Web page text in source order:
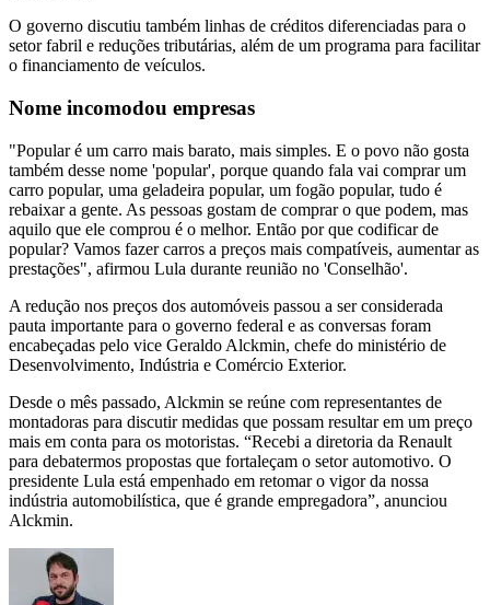
O governo discutiu também linhas de créditos diferenciadas para o
setor fabril e reduções tributárias, além de um programa para facilitar
o financiamento de veículos.
Nome incomodou empresas
"Popular é um carro mais barato, mais simples. E o povo não gosta
também desse nome 'popular', porque quando fala vai comprar um
carro popular, uma geladeira popular, um fogão popular, tudo é
rebaixar a gente. As pessoas gostam de comprar o que podem, mas
aquilo que ele comprou é o melhor. Então por que codificar de
popular? Vamos fazer carros a preços mais compatíveis, aumentar as
prestações", afirmou Lula durante reunião no 'Conselhão'.
A redução nos preços dos automóveis passou a ser considerada
pauta importante para o governo federal e as conversas foram
encabeçadas pelo vice Geraldo Alckmin, chefe do ministério de
Desenvolvimento, Indústria e Comércio Exterior.
Desde o mês passado, Alckmin se reúne com representantes de
montadoras para discutir medidas que possam resultar em um preço
mais em conta para os motoristas. “Recebi a diretoria da Renault
para debatermos propostas que fortaleçam o setor automotivo. O
presidente Lula está empenhado em retomar o vigor da nossa
indústria automobilística, que é grande empregadora”, anunciou
Alckmin.